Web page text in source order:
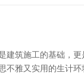
筑施工的基础，
雅又实用的生计